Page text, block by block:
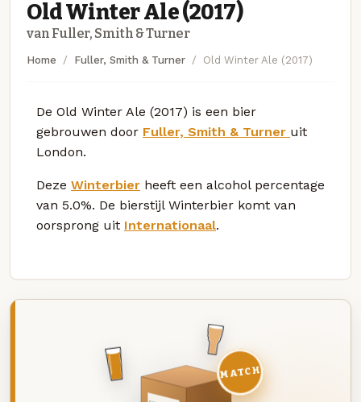
Old Winter Ale (2017)
van Fuller, Smith & Turner
Home Fuller, Smith & Turner Old Winter Ale (2017)
De Old Winter Ale (2017) is een bier
gebrouwen door Fuller, Smith & Turner uit
London.
Deze Winterbier heeft een alcohol percentage
van 5.0%. De bierstijl Winterbier komt van
oorsprong uit Internationaal.
MATCH